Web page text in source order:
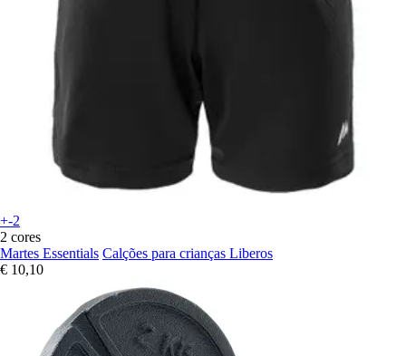
+-2
2 cores
Martes Essentials Calções para crianças Liberos
€ 10,10